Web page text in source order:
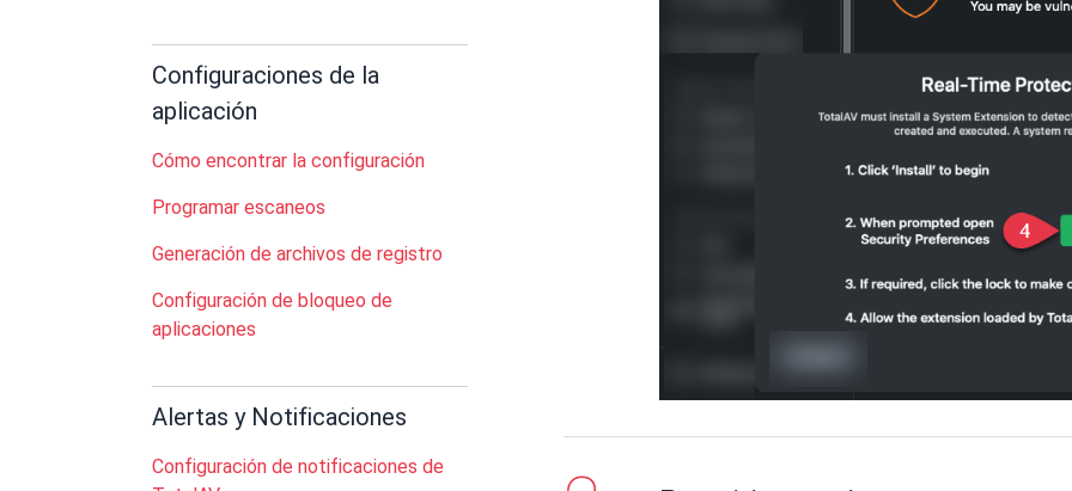
Configuraciones de la
aplicación
Cómo encontrar la configuración
Programar escaneos
Generación de archivos de registro
Configuración de bloqueo de
aplicaciones
Alertas y Notificaciones
Configuración de notificaciones de